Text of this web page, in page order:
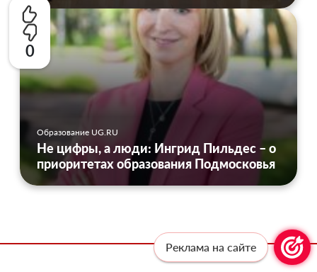
0
Образование UG.RU
Не цифры, а люди: Ингрид Пильдес – о
приоритетах образования Подмосковья
Реклама на сайте